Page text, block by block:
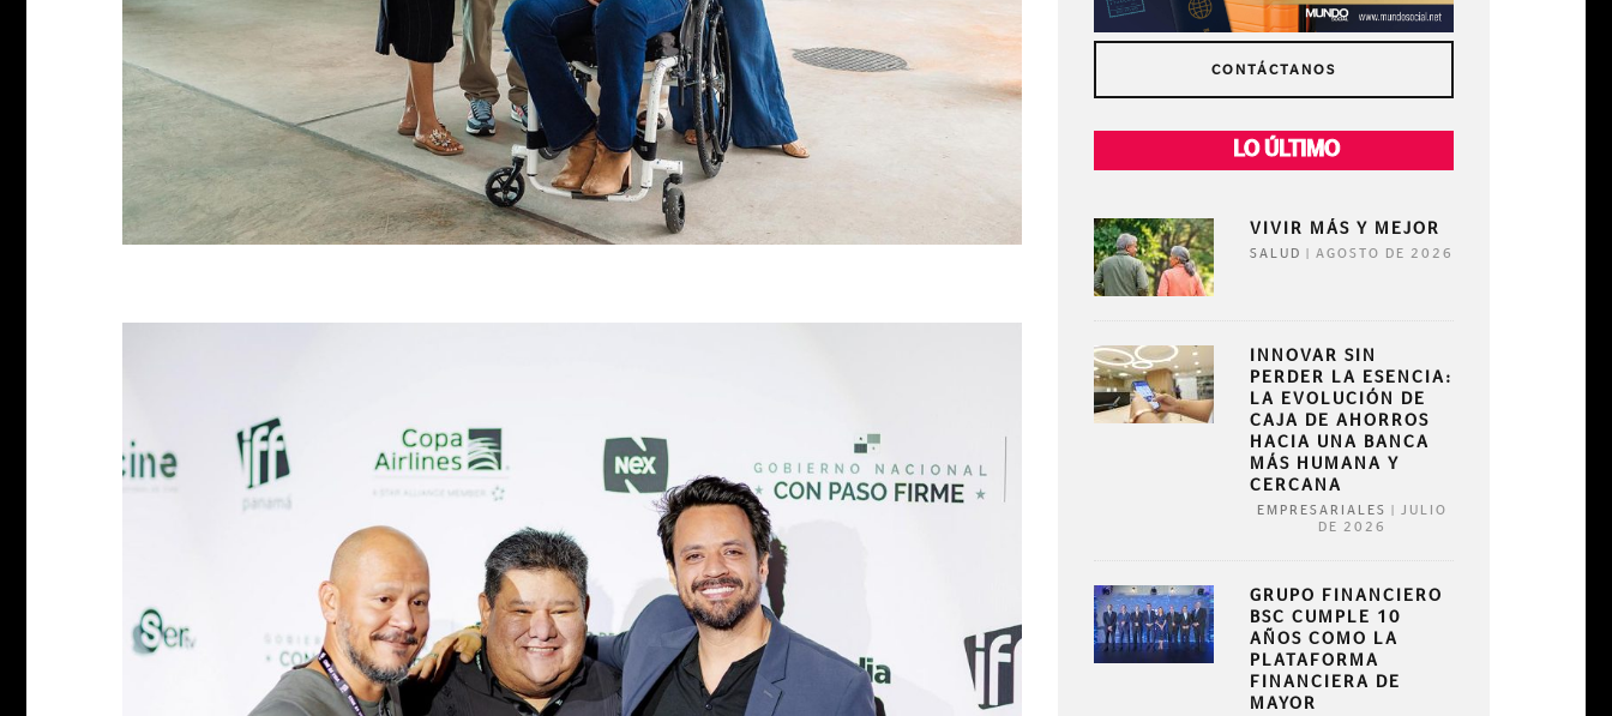
CONTÁCTANOS
LO ÚLTIMO
VIVIR MÁS Y MEJOR
SALUD AGOSTO DE 2026
INNOVAR SIN
PERDER LA ESENCIA:
LA EVOLUCIÓN DE
CAJA DE AHORROS
HACIA UNA BANCA
MÁS HUMANA Y
CERCANA
EMPRESARIALES
JULIO
DE 2026
GRUPO FINANCIERO
BSC CUMPLE 10
AÑOS COMO LA
PLATAFORMA
FINANCIERA DE
MAYOR